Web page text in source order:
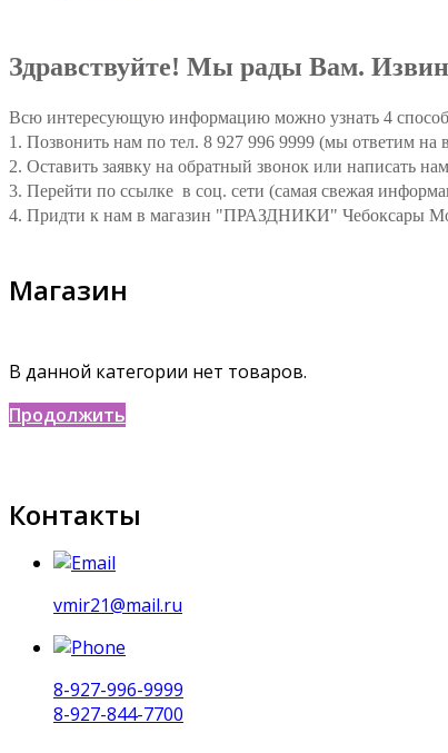
Здравствуйте! Мы рады Вам.
Всю интересующую информацию можно узнать 4
1. Позвонить нам по тел. 8 927 996 9999 (мы ответим на
2. Оставить заявку на обратный звонок или написать нам
3. Перейти по ссылке в соц. сети (самая свежая
4. Придти к нам в магазин "ПРАЗДНИКИ" Чебоксары
Магазин
В данной категории нет товаров.
Продолжить
Контакты
vmir21@mail.ru
8-927-996-9999
8-927-844-7700